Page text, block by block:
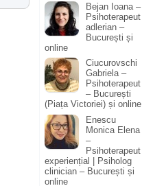
Bejan Ioana –
Psihoterapeut
adlerian –
București și
online
Ciucurovschi
Gabriela –
Psihoterapeut
– București
(Piața Victoriei) și online
Enescu
Monica Elena
–
Psihoterapeut
experiențial | Psiholog
clinician – București și
online